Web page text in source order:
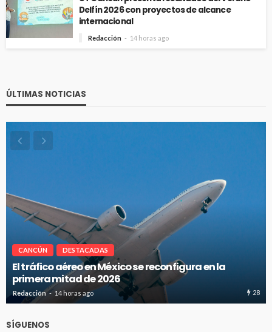
Delfín 2026 con proyectos de alcance
internacional
Redacción 14 horas ago
ÚLTIMAS NOTICIAS
CANCÚN DESTACADAS
Cancún-Toronto lidera tráfico aéreo internacional
del Caribe Mexicano
Redacción 14 horas ago 23
SÍGUENOS